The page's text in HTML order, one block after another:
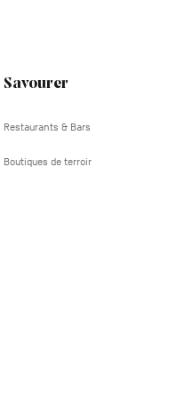
Savourer
Restaurants & Bars
Boutiques de terroir